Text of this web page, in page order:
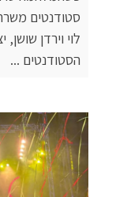
סטודנטים
לוי וירדן
הסטודנטים ...